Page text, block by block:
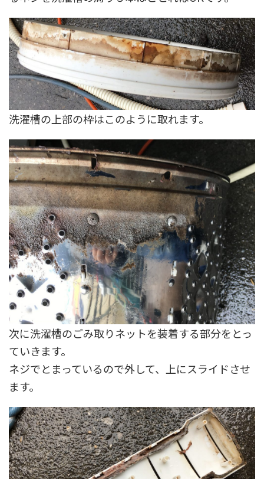
洗濯槽の上部の枠はこのように取れます。
次に洗濯槽のごみ取りネットを装着する部分をとっ
ていきます。
ネジでとまっているので外して、上にスライドさせ
ます。